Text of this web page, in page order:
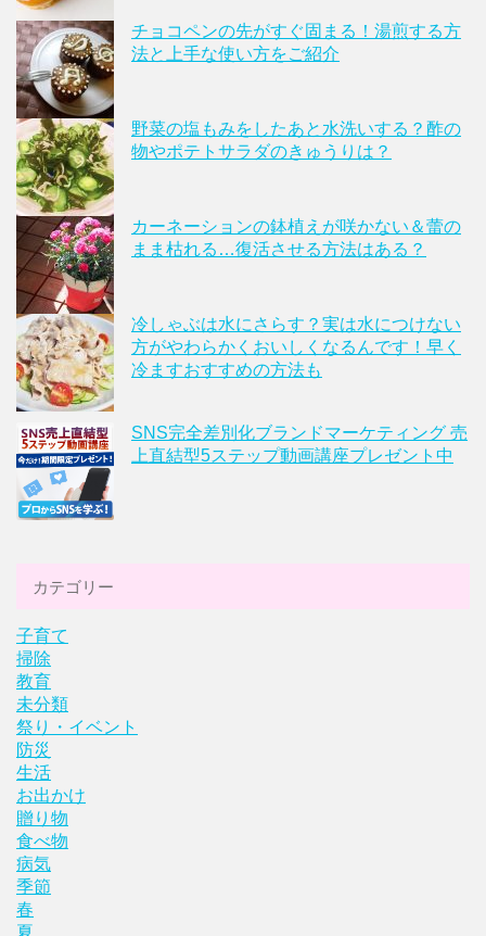
チョコペンの先がすぐ固まる！湯煎する方
法と上手な使い方をご紹介
野菜の塩もみをしたあと水洗いする？酢の
物やポテトサラダのきゅうりは？
カーネーションの鉢植えが咲かない＆蕾の
まま枯れる…復活させる方法はある？
冷しゃぶは水にさらす？実は水につけない
方がやわらかくおいしくなるんです！早く
冷ますおすすめの方法も
SNS完全差別化ブランドマーケティング 売
上直結型5ステップ動画講座プレゼント中
カテゴリー
子育て
掃除
教育
未分類
祭り・イベント
防災
生活
お出かけ
贈り物
食べ物
病気
季節
春